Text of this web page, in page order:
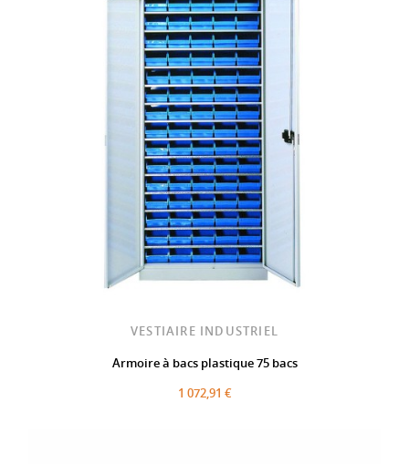
VESTIAIRE INDUSTRIEL
Armoire à bacs plastique 75 bacs
1 072,91 €